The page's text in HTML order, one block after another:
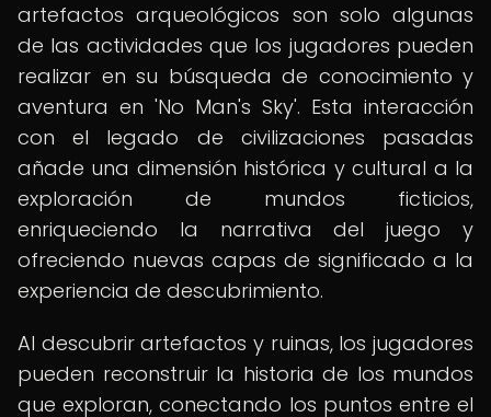
artefactos arqueológicos son solo algunas
de las actividades que los jugadores pueden
realizar en su búsqueda de conocimiento y
aventura en 'No Man's Sky'. Esta interacción
con el legado de civilizaciones pasadas
añade una dimensión histórica y cultural a la
exploración de mundos ficticios,
enriqueciendo la narrativa del juego y
ofreciendo nuevas capas de significado a la
experiencia de descubrimiento.
Al descubrir artefactos y ruinas, los jugadores
pueden reconstruir la historia de los mundos
que exploran, conectando los puntos entre el